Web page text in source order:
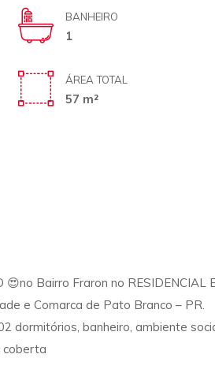
BANHEIRO
1
ÁREA TOTAL
57 m²
Bairro Fraron no RESIDENCIAL
e Comarca de Pato Branco – PR.
dormitórios, banheiro, ambiente
coberta